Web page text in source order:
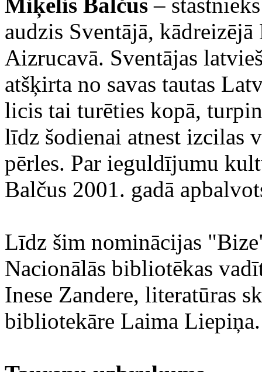
audzis Sventājā,
Aizrucavā. Sventājas
atšķirta no savas tautas
licis tai turēties kopā,
līdz šodienai atnest izcilas
pērles. Par ieguldījumu
Balčus 2001. gadā
Līdz šim nominācijas
Nacionālās bibliotēkas
Inese Zandere, literatūras
bibliotekāre Laima Liepiņa.